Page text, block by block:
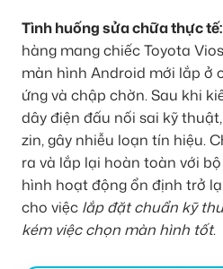
Tình huống sửa chữa thực tế:
hàng mang chiếc Toyota
màn hình Android mới lắp ở
ứng và chập chờn. Sau khi
dây điện đấu nối sai kỹ
zin, gây nhiễu loạn tín hiệu.
ra và lắp lại hoàn toàn với
hình hoạt động ổn định trở
cho việc lắp đặt chuẩn kỹ
kém việc chọn màn hình tốt.